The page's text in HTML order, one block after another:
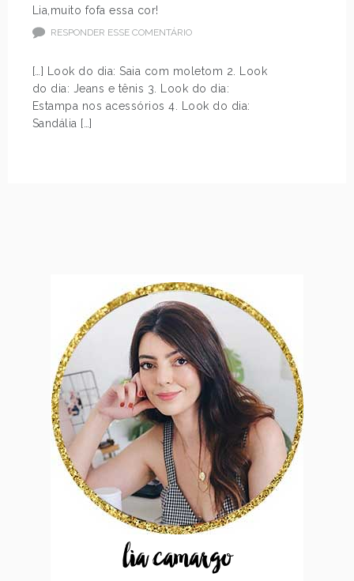
Lia,muito fofa essa cor!
RESPONDER ESSE COMENTÁRIO
[…] Look do dia: Saia com moletom 2. Look
do dia: Jeans e tênis 3. Look do dia:
Estampa nos acessórios 4. Look do dia:
Sandália […]
lia camargo